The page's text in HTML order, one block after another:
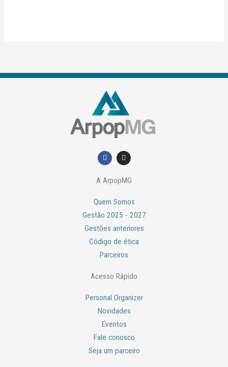
F
a
e
b
k
I
n
t
a
a
A ArpopMG
Quem Somos
Gestão 2025 - 2027
Gestões anteriores
Código de ética
Parceiros
Acesso Rápido
Personal Organizer
Novidades
Eventos
Fale conosco
Seja um parceiro